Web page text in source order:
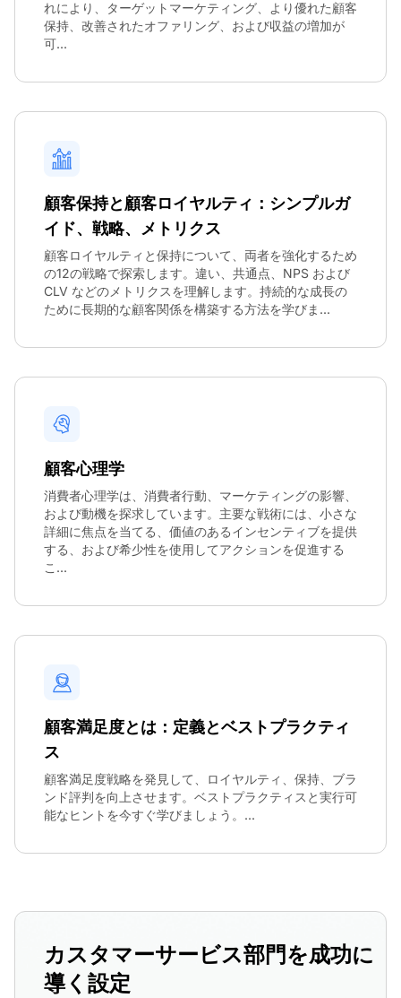
れにより、ターゲットマーケティング、より優れた顧客
保持、改善されたオファリング、および収益の増加が
可...
顧客保持と顧客ロイヤルティ：シンプルガ
イド、戦略、メトリクス
顧客ロイヤルティと保持について、両者を強化するため
の12の戦略で探索します。違い、共通点、NPS および
CLV などのメトリクスを理解します。持続的な成長の
ために長期的な顧客関係を構築する方法を学びま...
顧客心理学
消費者心理学は、消費者行動、マーケティングの影響、
および動機を探求しています。主要な戦術には、小さな
詳細に焦点を当てる、価値のあるインセンティブを提供
する、および希少性を使用してアクションを促進する
こ...
顧客満足度とは：定義とベストプラクティ
ス
顧客満足度戦略を発見して、ロイヤルティ、保持、ブラ
ンド評判を向上させます。ベストプラクティスと実行可
能なヒントを今すぐ学びましょう。...
カスタマーサービス部門を成功に
導く設定